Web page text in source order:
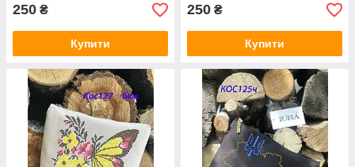
250 ₴
Купити
250 ₴
Купити